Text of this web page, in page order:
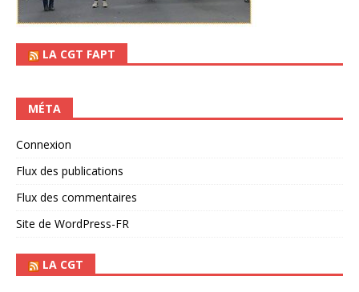
LA CGT FAPT
MÉTA
Connexion
Flux des publications
Flux des commentaires
Site de WordPress-FR
LA CGT